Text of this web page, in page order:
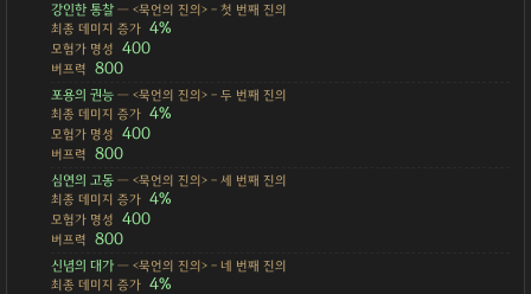
강인한 통찰— <묵언의 진의> - 첫 번째 진의
최종 데미지 증가 4%
모험가 명성 400
버프력 800
포용의 권능— <묵언의 진의> - 두 번째 진의
최종 데미지 증가 4%
모험가 명성 400
버프력 800
심연의 고동— <묵언의 진의> - 세 번째 진의
최종 데미지 증가 4%
모험가 명성 400
버프력 800
신념의 대가— <묵언의 진의> - 네 번째 진의
최종 데미지 증가 4%